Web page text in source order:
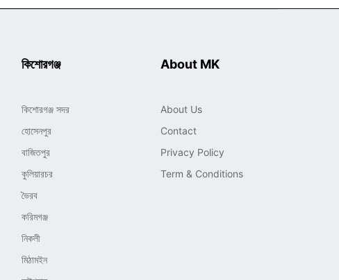
কিশোরগঞ্জ
কিশোরগঞ্জ সদর
হোসেনপুর
বাজিতপুর
কুলিয়ারচর
ভৈরব
করিমগঞ্জ
নিকলী
মিঠামইন
About MK
About Us
Contact
Privacy Policy
Term & Conditions